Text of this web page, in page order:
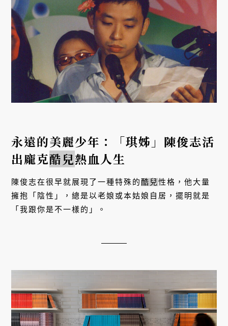
永遠的美麗少年：「琪姊」陳俊志活
出龐克酷兒熱血人生
陳俊志在很早就展現了一種特殊的 酷兒性格，他大量
擁抱「陰性」，總是以老娘或本姑娘自居，擺明就是
「我跟你是不一樣的」。